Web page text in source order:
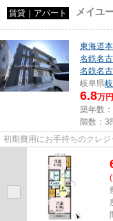
賃貸｜アパート メイユ
東海道
名鉄名
名鉄名
岐阜県
6.8万円
築年数
階数：3
初期費用にお手持ちのクレ